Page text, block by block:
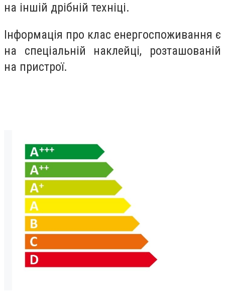
на іншій дрібній техніці.
Інформація про клас енергоспоживання є
на спеціальній наклейці, розташованій
на пристрої.